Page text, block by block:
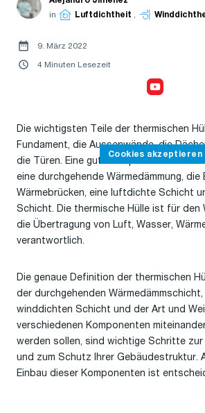
in
Luftdichtheit ,
9. März 2022
4 Minuten Lesezeit
Cookies akzeptieren
Die wichtigsten Teile der thermischen
Fundament, die Aussenwände, die
die Türen. Eine gut konzipierte
eine durchgehende Wärmedämmung, die
Wärmebrücken, eine luftdichte Schicht
Schicht. Die thermische Hülle ist für den
die Übertragung von Luft, Wasser,
verantwortlich.
Die genaue Definition der thermischen
der durchgehenden
winddichten Schicht und der Art und
verschiedenen Komponenten
werden sollen, sind wichtige Schritte zur
und zum Schutz Ihrer Gebäudestruktur.
Einbau dieser Komponenten ist